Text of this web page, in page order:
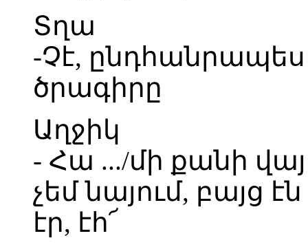
Տղա
-Չէ, ընդհանրապես
ծրագիրը
Աղջիկ
- Հա .../մի քանի
չեմ նայում, բայց
էր, էհ՜